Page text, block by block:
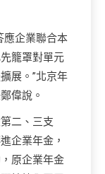
應企業聯合本
籠罩對單元
展。”北京年
偉說。
二、三支
企業年金，
原企業年金